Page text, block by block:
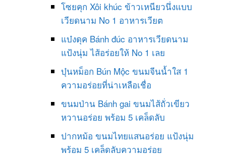
โซยคุก Xôi khúc ข้าวเหนียวนึ่งแบบ
เวียดนาม No 1 อาหารเวียต
แบ๋งดุค Bánh đúc อาหารเวียดนาม
แป้งนุ่ม ไส้อร่อยให้ No 1 เลย
บุ๋นหม็อก Bún Mộc ขนมจีนน้ำใส 1
ความอร่อยที่น่าเหลือเชื่อ
ขนมป่าน Bánh gai ขนมไส้ถั่วเขียว
หวานอร่อย พร้อม 5 เคล็ดลับ
ปากหม้อ ขนมไทยแสนอร่อย แป้งนุ่ม
พร้อม 5 เคล็ดลับความอร่อย